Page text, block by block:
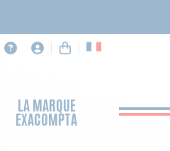
LA MARQUE
EXACOMPTA